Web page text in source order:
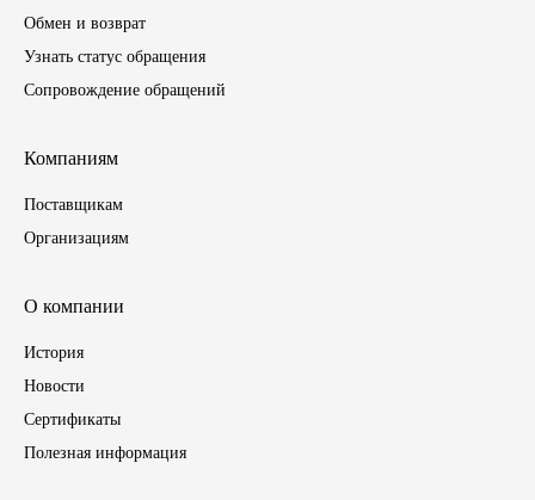
Автоаксессуары
Материалы для ремонта
Лампы
Обмен и возврат
Узнать статус обращения
Сопровождение обращений
Компаниям
Поставщикам
Организациям
О компании
История
Новости
Сертификаты
Полезная информация